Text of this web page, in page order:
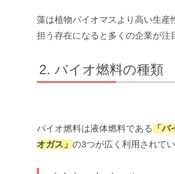
藻は植物バイオマスより高い生
担う存在になると多くの企業が注
バイオ燃料の種類
バイオ燃料は液体燃料である 「
オガス」 の3つが広く利用されてい